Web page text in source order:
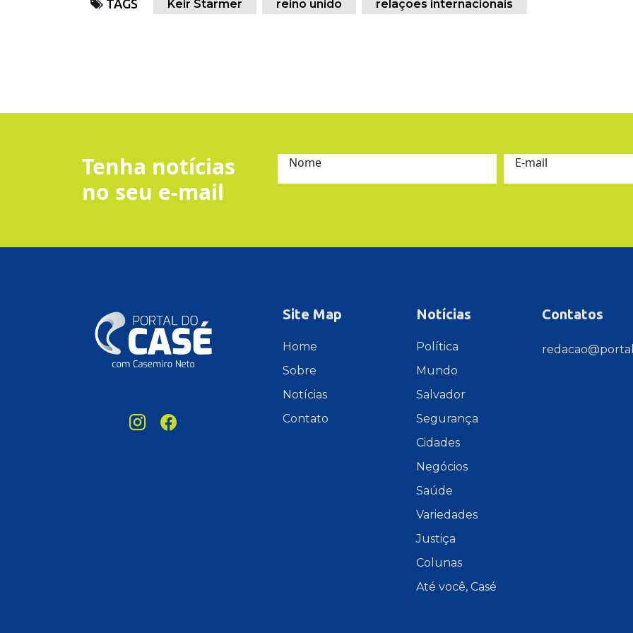
TAGS Keir Starmer reino unido relações internacionais
Tenha notícias
no seu e-mail
Nome E-mail
Site Map
Home
Sobre
Notícias
Contato
Notícias
Política
Mundo
Salvador
Segurança
Cidades
Negócios
Saúde
Variedades
Justiça
Colunas
Até você, Casé
Contatos